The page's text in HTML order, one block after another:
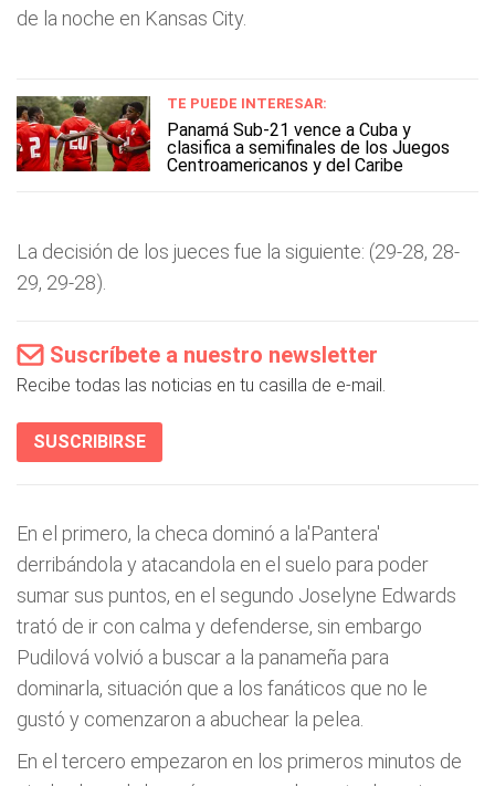
de la noche en Kansas City.
TE PUEDE INTERESAR:
Panamá Sub-21 vence a Cuba y
clasifica a semifinales de los Juegos
Centroamericanos y del Caribe
La decisión de los jueces fue la siguiente: (29-28, 28-
29, 29-28).
Suscríbete a nuestro newsletter
Recibe todas las noticias en tu casilla de e-mail.
SUSCRIBIRSE
En el primero, la checa dominó a la'Pantera'
derribándola y atacandola en el suelo para poder
sumar sus puntos, en el segundo Joselyne Edwards
trató de ir con calma y defenderse, sin embargo
Pudilová volvió a buscar a la panameña para
dominarla, situación que a los fanáticos que no le
gustó y comenzaron a abuchear la pelea.
En el tercero empezaron en los primeros minutos de